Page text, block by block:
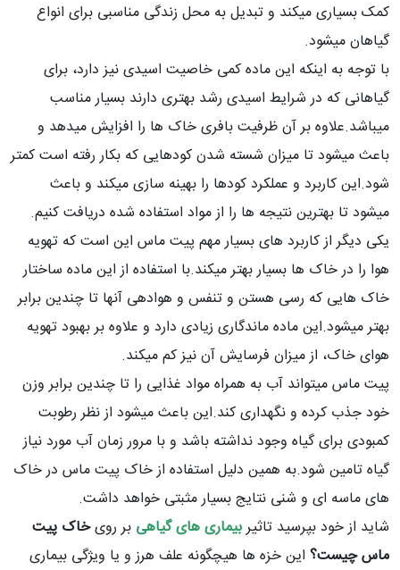
کمک بسیاری میکند و تبدیل به محل زندگی مناسبی برای انواع
گیاهان میشود.
با توجه به اینکه این ماده کمی خاصیت اسیدی نیز دارد، برای
گیاهانی که در شرایط اسیدی رشد بهتری دارند بسیار مناسب
میباشد.علاوه بر آن ظرفیت بافری خاک ها را افزایش میدهد و
باعث میشود تا میزان شسته شدن کودهایی که بکار رفته است کمتر
شود.این کاربرد و عملکرد کودها را بهینه سازی میکند و باعث
میشود تا بهترین نتیجه ها را از مواد استفاده شده دریافت کنیم.
یکی دیگر از کاربرد های بسیار مهم پیت ماس این است که تهویه
هوا را در خاک ها بسیار بهتر میکند.با استفاده از این ماده ساختار
خاک هایی که رسی هستن و تنفس و هوادهی آنها تا چندین برابر
بهتر میشود.این ماده ماندگاری زیادی دارد و علاوه بر بهبود تهویه
هوای خاک، از میزان فرسایش آن نیز کم میکند.
پیت ماس میتواند آب به همراه مواد غذایی را تا چندین برابر وزن
خود جذب کرده و نگهداری کند.این باعث میشود از نظر رطوبت
کمبودی برای گیاه وجود نداشته باشد و با مرور زمان آب مورد نیاز
گیاه تامین شود.به همین دلیل استفاده از خاک پیت ماس در خاک
های ماسه ای و شنی نتایج بسیار مثبتی خواهد داشت.
شاید از خود بپرسید تاثیربیماری های گیاهی بر رویخاک پیت
ماس چیست؟ این خزه ها هیچگونه علف هرز و یا ویژگی بیماری